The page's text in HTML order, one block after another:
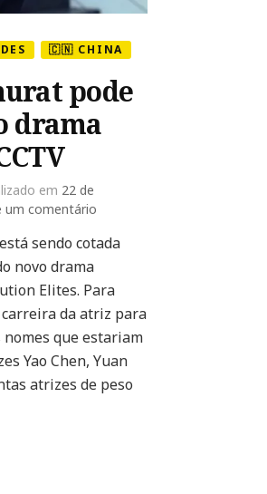
🇨🇳 CHINA
pode
drama
em 22 de
um comentárioem
Dilmurat
estrelar
drama
criminal
da
CCTV
sendo cotada
novo drama
Elites. Para
da atriz para
nomes que estariam
Yao Chen, Yuan
atrizes de peso